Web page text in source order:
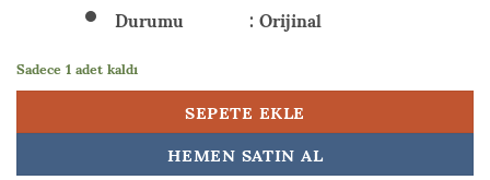
Durumu : Orijinal
Sadece 1 adet kaldı
SEPETE EKLE
HEMEN SATIN AL